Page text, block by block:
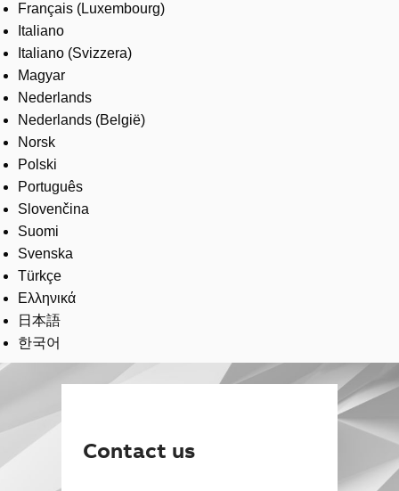
Français (Luxembourg)
Italiano
Italiano (Svizzera)
Magyar
Nederlands
Nederlands (België)
Norsk
Polski
Português
Slovenčina
Suomi
Svenska
Türkçe
Ελληνικά
日本語
한국어
Contact us